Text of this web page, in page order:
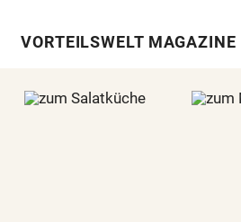
VORTEILSWELT MAGAZINE